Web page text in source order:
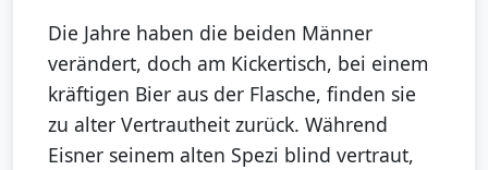
Die Jahre haben die beiden Männer
verändert, doch am Kickertisch, bei einem
kräftigen Bier aus der Flasche, finden sie
zu alter Vertrautheit zurück. Während
Eisner seinem alten Spezi blind vertraut,